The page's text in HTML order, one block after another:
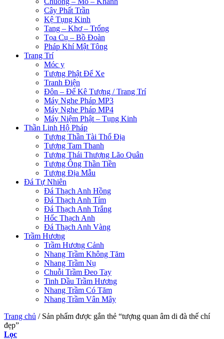
Cây Phất Trần
Kệ Tụng Kinh
Tang – Khơ – Trống
Tọa Cụ – Bồ Đoàn
Pháp Khí Mật Tông
Trang Trí
Móc y
Tượng Phật Để Xe
Tranh Điện
Đôn – Đế Kê Tượng / Trang Trí
Máy Nghe Pháp MP3
Máy Nghe Pháp MP4
Máy Niệm Phật – Tụng Kinh
Thần Linh Hộ Pháp
Tượng Thần Tài Thổ Địa
Tượng Tam Thanh
Tượng Thái Thượng Lão Quân
Tượng Ông Thần Tiền
Tượng Địa Mẫu
Đá Tự Nhiên
Đá Thạch Anh Hồng
Đá Thạch Anh Tím
Đá Thạch Anh Trắng
Hốc Thạch Anh
Đá Thạch Anh Vàng
Trầm Hương
Trầm Hương Cảnh
Nhang Trầm Không Tăm
Nhang Trầm Nụ
Chuỗi Trầm Đeo Tay
Tinh Dầu Trầm Hương
Nhang Trầm Có Tăm
Nhang Trầm Vân Mây
Trang chủ /Sản phẩm được gắn thẻ “tượng quan âm di đà thế chí
đẹp”
Lọc